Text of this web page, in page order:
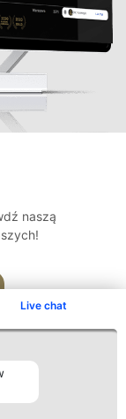
Live chat
naszą